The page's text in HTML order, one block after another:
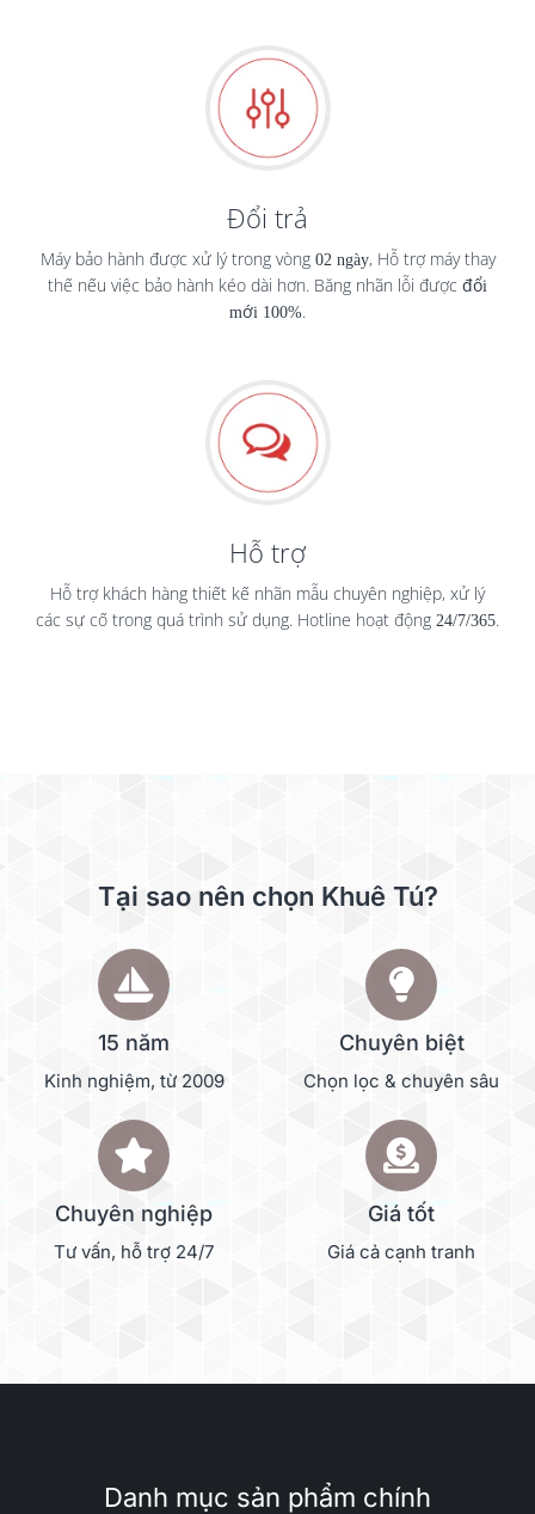
Đổi trả
Máy bảo hành được xử lý trong vòng 02 ngày, Hỗ trợ máy thay
thế nếu việc bảo hành kéo dài hơn. Băng nhãn lỗi được đổi
mới 100%.
Hỗ trợ
Hỗ trợ khách hàng thiết kế nhãn mẫu chuyên nghiệp, xử lý
các sự cố trong quá trình sử dụng. Hotline hoạt động 24/7/365.
Tại sao nên chọn Khuê Tú?
15 năm
Kinh nghiệm, từ 2009
Chuyên biệt
Chọn lọc & chuyên sâu
Chuyên nghiệp
Tư vấn, hỗ trợ 24/7
Giá tốt
Giá cả cạnh tranh
Danh mục sản phẩm chính